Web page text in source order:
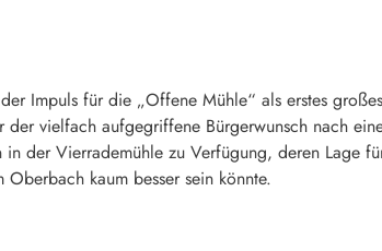
Impuls für die „Offene Mühle“ als erstes großes
der vielfach aufgegriffene Bürgerwunsch nach
in der Vierrademühle zu Verfügung, deren Lage
kaum besser sein könnte.